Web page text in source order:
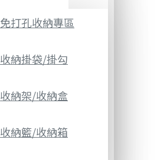
免打孔收納專區
收納掛袋/掛勾
收納架/收納盒
收納籃/收納箱